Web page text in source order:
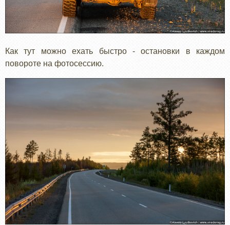
Как тут можно ехать быстро - остановки в каждом
повороте на фотосессию.